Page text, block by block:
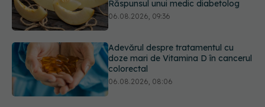
Adevărul despre tratamentul cu
doze mari de Vitamina D în cancerul
Gabriela Cristea, manifest pentru
respect și acceptare: Corpul